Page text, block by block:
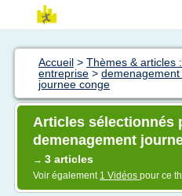
Accueil > Thèmes & articles
entreprise >
journee conge
Articles sélectionnés
demenagement
→ 3 articles
Voir également 1 Vidéos pour ce